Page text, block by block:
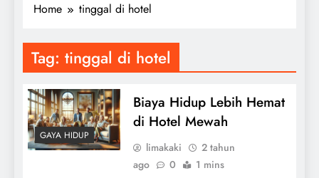
Home tinggal di hotel
Tag: tinggal di hotel
GAYA HIDUP
Biaya Hidup Lebih Hemat
di Hotel Mewah
limakaki
2 tahun
ago
0 1 mins